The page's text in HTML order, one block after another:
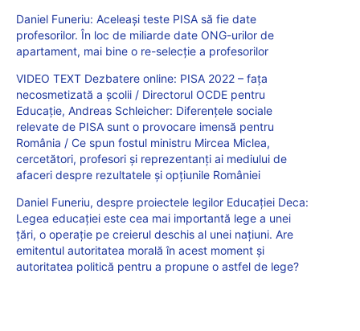
Daniel Funeriu: Aceleași teste PISA să fie date
profesorilor. În loc de miliarde date ONG-urilor de
apartament, mai bine o re-selecție a profesorilor
VIDEO TEXT Dezbatere online: PISA 2022 – fața
necosmetizată a școlii / Directorul OCDE pentru
Educație, Andreas Schleicher: Diferențele sociale
relevate de PISA sunt o provocare imensă pentru
România / Ce spun fostul ministru Mircea Miclea,
cercetători, profesori și reprezentanți ai mediului de
afaceri despre rezultatele și opțiunile României
Daniel Funeriu, despre proiectele legilor Educației Deca:
Legea educației este cea mai importantă lege a unei
țări, o operație pe creierul deschis al unei națiuni. Are
emitentul autoritatea morală în acest moment și
autoritatea politică pentru a propune o astfel de lege?